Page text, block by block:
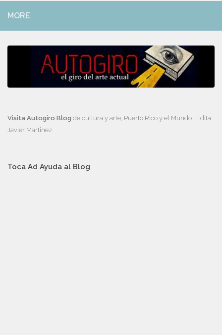
MORE
Visita Autogiro Blog de cultura y arte, Puerto Rico y el Mundo | Edita
Javier Martinez
Toca Ad Ayuda al Blog